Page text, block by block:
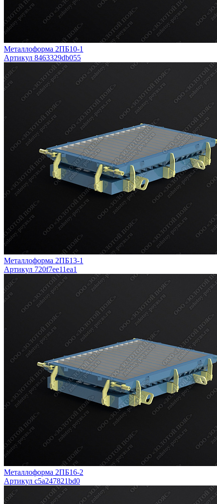
Металлоформа 2ПБ10-1
Артикул 8463329db055
Металлоформа 2ПБ13-1
Артикул 720f7ee11ea1
Металлоформа 2ПБ16-2
Артикул c5a247821bd0